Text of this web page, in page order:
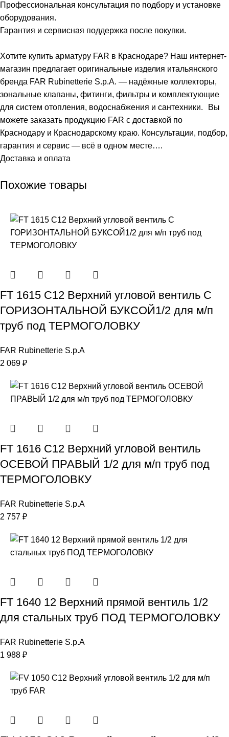
Профессиональная консультация по подбору и установке
оборудования.
Гарантия и сервисная поддержка после покупки.
Хотите купить арматуру FAR в Краснодаре? Наш интернет-
магазин предлагает оригинальные изделия итальянского
бренда FAR Rubinetterie S.p.A. — надёжные коллекторы,
зональные клапаны, фитинги, фильтры и комплектующие
для систем отопления, водоснабжения и сантехники. Вы
можете заказать продукцию FAR с доставкой по
Краснодару и Краснодарскому краю. Консультации, подбор,
гарантия и сервис — всё в одном месте….
Доставка и оплата
Похожие товары
FT 1615 C12 Верхний угловой вентиль С
ГОРИЗОНТАЛЬНОЙ БУКСОЙ1/2 для м/п
труб под ТЕРМОГОЛОВКУ
FAR Rubinetterie S.p.A
2 069 ₽
FT 1616 C12 Верхний угловой вентиль
ОСЕВОЙ ПРАВЫЙ 1/2 для м/п труб под
ТЕРМОГОЛОВКУ
FAR Rubinetterie S.p.A
2 757 ₽
FT 1640 12 Верхний прямой вентиль 1/2
для стальных труб ПОД ТЕРМОГОЛОВКУ
FAR Rubinetterie S.p.A
1 988 ₽